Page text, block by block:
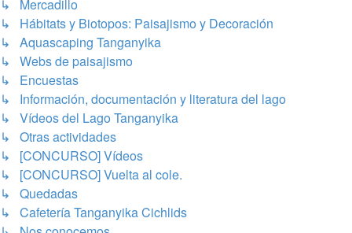
↳ Mercadillo
↳ Hábitats y Biotopos: Paisajismo y Decoración
↳ Aquascaping Tanganyika
↳ Webs de paisajismo
↳ Encuestas
↳ Información, documentación y literatura del lago
↳ Vídeos del Lago Tanganyika
↳ Otras actividades
↳ [CONCURSO] Vídeos
↳ [CONCURSO] Vuelta al cole.
↳ Quedadas
↳ Cafetería Tanganyika Cichlids